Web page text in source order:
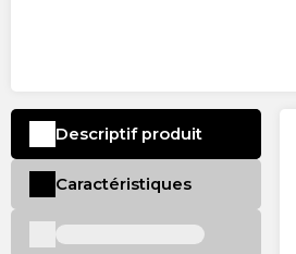
Descriptif produit
Caractéristiques